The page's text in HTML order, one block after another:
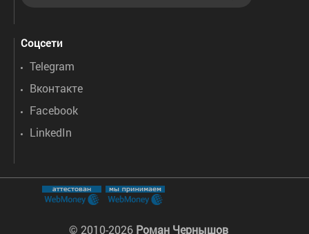
Соцсети
Telegram
Вконтакте
Facebook
LinkedIn
© 2010-2026 Роман Чернышов